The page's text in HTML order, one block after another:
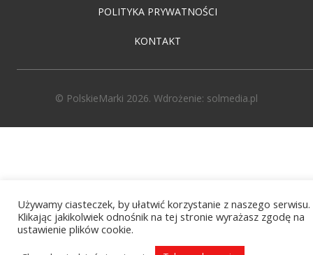
POLITYKA PRYWATNOŚCI
KONTAKT
© PolskieMarki 2026. Wdrożenie: solmedia.pl
Używamy ciasteczek, by ułatwić korzystanie z naszego serwisu.
Klikając jakikolwiek odnośnik na tej stronie wyrażasz zgodę na
ustawienie plików cookie.